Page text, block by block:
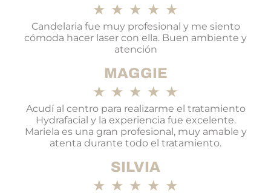
★ ★ ★ ★ ★
Candelaria fue muy profesional y me siento
cómoda hacer laser con ella. Buen ambiente y
atención
MAGGIE
★ ★ ★ ★ ★
Acudí al centro para realizarme el tratamiento
Hydrafacial y la experiencia fue excelente.
Mariela es una gran profesional, muy amable y
atenta durante todo el tratamiento.
SILVIA
★ ★ ★ ★ ★